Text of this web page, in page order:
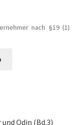
nach §19 (1)
Odin (Bd.3)